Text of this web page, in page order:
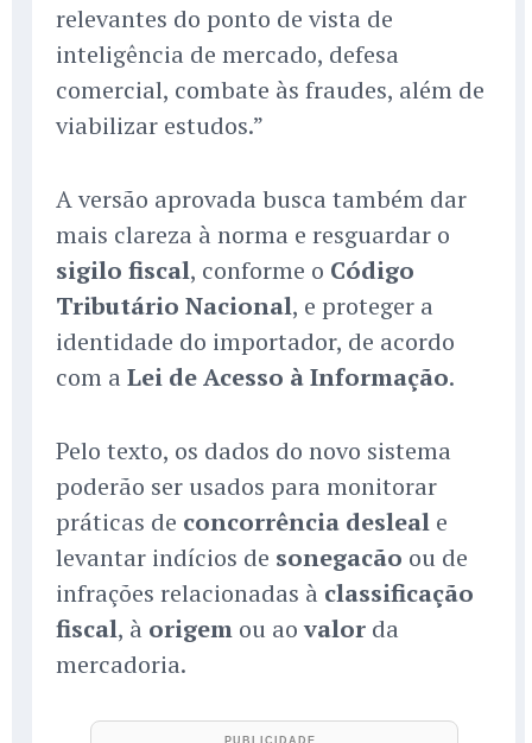
relevantes do ponto de vista de
inteligência de mercado, defesa
comercial, combate às fraudes, além de
viabilizar estudos.”
A versão aprovada busca também dar
mais clareza à norma e resguardar o
sigilo fiscal, conforme o Código
Tributário Nacional, e proteger a
identidade do importador, de acordo
com a Lei de Acesso à Informação.
Pelo texto, os dados do novo sistema
poderão ser usados para monitorar
práticas de concorrência desleal e
levantar indícios de sonegacão ou de
infrações relacionadas à classificação
fiscal, à origem ou aovalor da
mercadoria.